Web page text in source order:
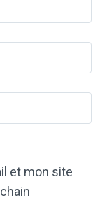
et mon site